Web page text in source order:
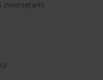
zwierzętami